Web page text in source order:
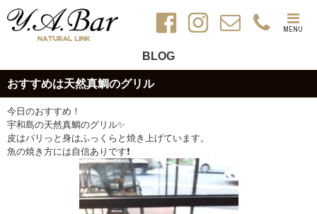
MENU
BLOG
おすすめは天然真鯛のグリル
今日のおすすめ！
宇和島の天然真鯛のグリル✨
皮はパリっと身はふっくらと焼き上げています。
魚の焼き方には自信ありです❗